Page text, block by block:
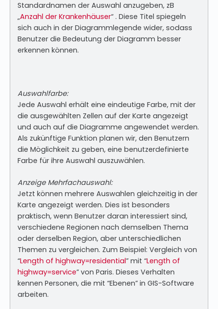
Standardnamen der Auswahl anzugeben, zB
„Anzahl der Krankenhäuser“ . Diese Titel spiegeln
sich auch in der Diagrammlegende wider, sodass
Benutzer die Bedeutung der Diagramm besser
erkennen können.
Auswahlfarbe:
Jede Auswahl erhält eine eindeutige Farbe, mit der
die ausgewählten Zellen auf der Karte angezeigt
und auch auf die Diagramme angewendet werden.
Als zukünftige Funktion planen wir, den Benutzern
die Möglichkeit zu geben, eine benutzerdefinierte
Farbe für ihre Auswahl auszuwählen.
Anzeige Mehrfachauswahl:
Jetzt können mehrere Auswahlen gleichzeitig in der
Karte angezeigt werden. Dies ist besonders
praktisch, wenn Benutzer daran interessiert sind,
verschiedene Regionen nach demselben Thema
oder derselben Region, aber unterschiedlichen
Themen zu vergleichen. Zum Beispiel: Vergleich von
“Length of highway=residential” mit “Length of
highway=service” von Paris. Dieses Verhalten
kennen Personen, die mit “Ebenen” in GIS-Software
arbeiten.